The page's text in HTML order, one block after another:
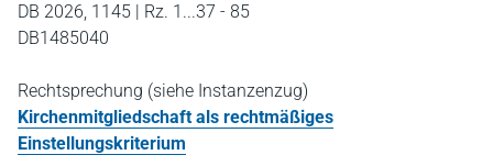
DB 2026, 1145 | Rz. 1...37 - 85
DB1485040
Rechtsprechung (siehe Instanzenzug)
Kirchenmitgliedschaft als rechtmäßiges
Einstellungskriterium